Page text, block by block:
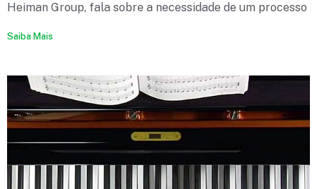
Heiman Group, fala sobre a necessidade de um processo
Saiba Mais